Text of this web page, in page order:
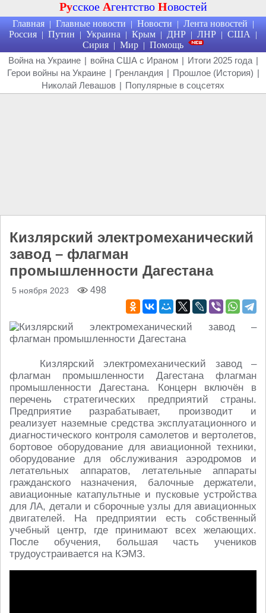
Русское Агентство Новостей
Главная | Главные новости | Новости | Лента новостей |
Россия | Путин | Украина | Крым | ДНР | ЛНР | США |
Сирия | Мир | Помощь
Война на Украине | война США с Ираном | Итоги 2025 года |
Герои войны на Украине | Гренландия | Прошлое (История) |
Николай Левашов | Популярные в соцсетях
Кизлярский электромеханический
завод – флагман
промышленности Дагестана
5 ноября 2023 498
Кизлярский электромеханический завод –
флагман промышленности Дагестана флагман
промышленности Дагестана. Концерн включён в
перечень стратегических предприятий страны.
Предприятие разрабатывает, производит и
реализует наземные средства эксплуатационного и
диагностического контроля самолетов и вертолетов,
бортовое оборудование для авиационной техники,
оборудование для обслуживания аэродромов и
летательных аппаратов, летательные аппараты
гражданского назначения, балочные держатели,
авиационные катапультные и пусковые устройства
для ЛА, детали и сборочные узлы для авиационных
двигателей. На предприятии есть собственный
учебный центр, где принимают всех желающих.
После обучения, большая часть учеников
трудоустраивается на КЭМЗ.